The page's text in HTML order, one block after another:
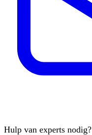
Hulp van experts nodig?